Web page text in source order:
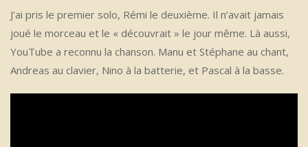
J’ai pris le premier solo, Rémi le deuxième. Il n’avait jamais
joué le morceau et le « découvrait » le jour même. Là aussi,
YouTube a reconnu la chanson. Manu et Stéphane au chant,
Andreas au clavier, Nino à la batterie, et Pascal à la basse.